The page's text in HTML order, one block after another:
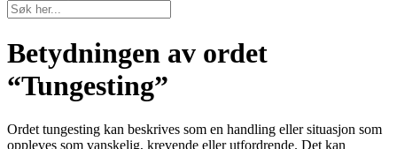
Betydningen av ordet
“Tungesting”
Ordet tungesting kan beskrives som en handling eller situasjon som
oppleves som vanskelig, krevende eller utfordrende. Det kan